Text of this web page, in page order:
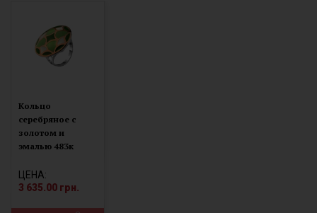
Кольцо
серебряное с
золотом и
эмалью 483к
ЦЕНА:
3 635.00 грн.